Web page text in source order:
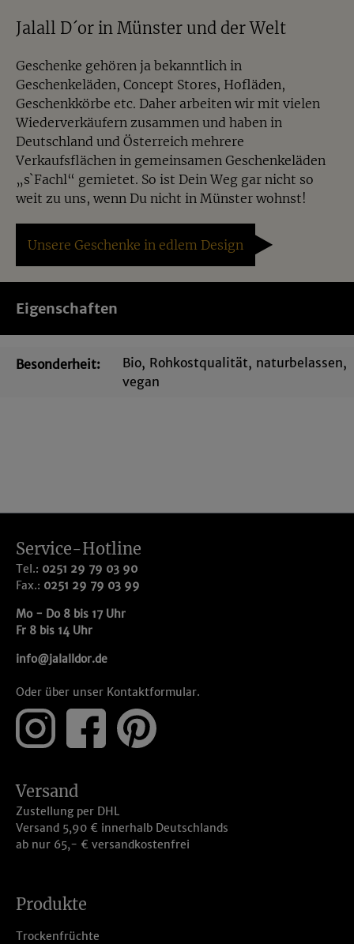
Jalall D´or in Münster und der Welt
Geschenke gehören ja bekanntlich in
Geschenkeläden, Concept Stores, Hofläden,
Geschenkkörbe etc. Daher arbeiten wir mit vielen
Wiederverkäufern zusammen und haben in
Deutschland und Österreich mehrere
Verkaufsflächen in gemeinsamen Geschenkeläden
„s`Fachl“ gemietet. So ist Dein Weg gar nicht so
weit zu uns, wenn Du nicht in Münster wohnst!
Unsere Geschenke in edlem Design
Eigenschaften
Besonderheit: Bio, Rohkostqualität, naturbelassen,
vegan
Service-Hotline
Tel.: 0251 29 79 03 90
Fax.: 0251 29 79 03 99
Mo - Do 8 bis 17 Uhr
Fr 8 bis 14 Uhr
info@jalalldor.de
Oder über unser Kontaktformular.
Versand
Zustellung per DHL
Versand 5,90 € innerhalb Deutschlands
ab nur 65,- € versandkostenfrei
Produkte
Trockenfrüchte